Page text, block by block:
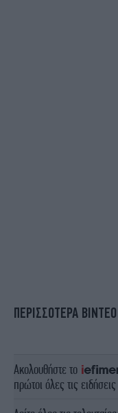
ΠΕΡΙΣΣΟΤΕΡΑ ΒΙΝΤΕΟ
Ακολουθήστε το
πρώτοι όλες τις ειδήσεις